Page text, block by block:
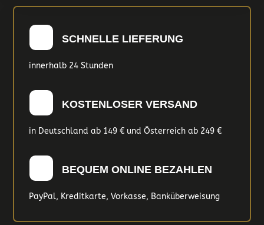
SCHNELLE LIEFERUNG
innerhalb 24 Stunden
KOSTENLOSER VERSAND
in Deutschland ab 149 € und Österreich ab 249 €
BEQUEM ONLINE BEZAHLEN
PayPal, Kreditkarte, Vorkasse, Banküberweisung